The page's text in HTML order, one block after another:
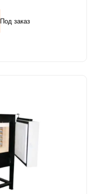
Под заказ